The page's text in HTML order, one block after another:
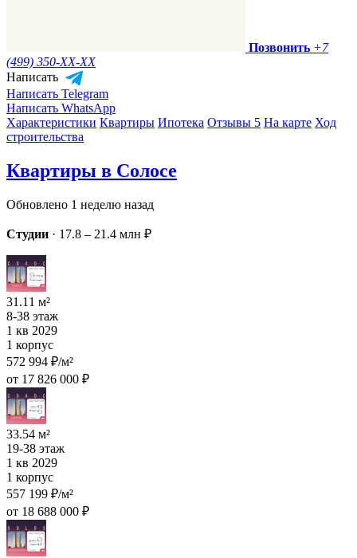
Позвонить +7
(499) 350-XX-XX
Написать
Написать Telegram
Написать WhatsApp
Характеристики Квартиры Ипотека Отзывы 5 На карте Ход
строительства
Квартиры в Солосе
Обновлено 1 неделю назад
Студии · 17.8 – 21.4 млн ₽
31.11 м²
8-38 этаж
1 кв 2029
1 корпус
572 994 ₽/м²
от 17 826 000 ₽
33.54 м²
19-38 этаж
1 кв 2029
1 корпус
557 199 ₽/м²
от 18 688 000 ₽